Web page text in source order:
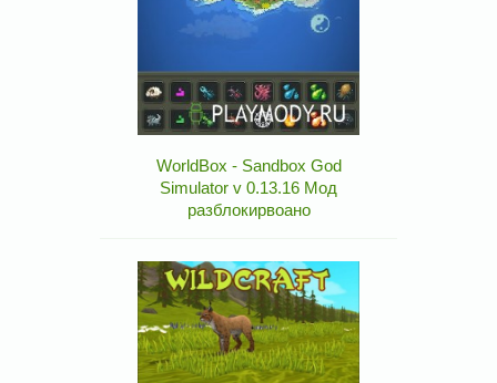
WorldBox - Sandbox God
Simulator v 0.13.16 Мод
разблокирвоано